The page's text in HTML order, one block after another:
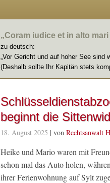
„Coram iudice et in alto
zu deutsch:
„Vor Gericht und auf hoher See sind
(Deshalb sollte Ihr Kapitän stets
beginnt die
18. August 2025 | von Rechtsanwalt
Heike und Mario waren mit
schon mal das Auto holen,
ihrer Ferienwohnung auf Sylt